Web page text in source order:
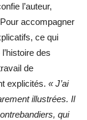
l’auteur,
accompagner
ce qui
des
de
explicités. « J’ai
illustrées. Il
qui